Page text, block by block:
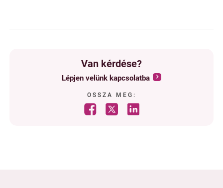
Van kérdése?
Lépjen velünk kapcsolatba
OSSZA MEG: